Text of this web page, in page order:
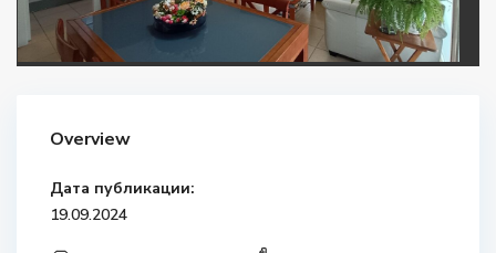
Overview
Дата публикации:
19.09.2024